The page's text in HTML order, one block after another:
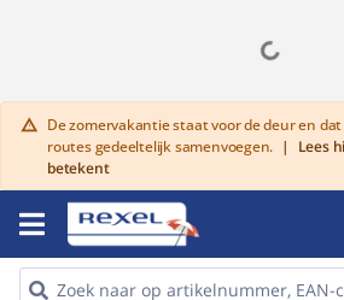
warning De zomervakantie staat voor de deur en
routes gedeeltelijk samenvoegen. |
Lees
betekent